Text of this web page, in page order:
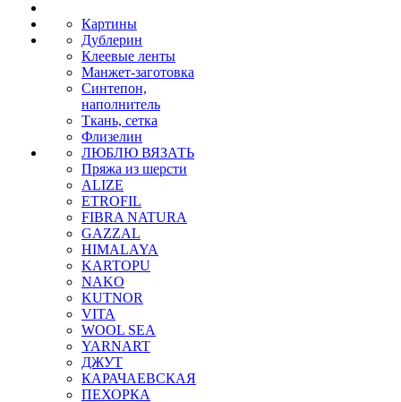
Картины
Дублерин
Клеевые ленты
Манжет-заготовка
Синтепон,
наполнитель
Ткань, сетка
Флизелин
ЛЮБЛЮ ВЯЗАТЬ
Пряжа из шерсти
ALIZE
ETROFIL
FIBRA NATURA
GAZZAL
HIMALAYA
KARTOPU
NAKO
KUTNOR
VITA
WOOL SEA
YARNART
ДЖУТ
КАРАЧАЕВСКАЯ
ПЕХОРКА